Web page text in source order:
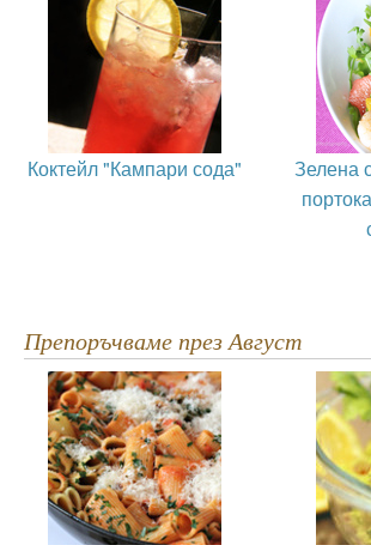
Коктейл "Кампари сода"
Зелена
Препоръчваме през Август